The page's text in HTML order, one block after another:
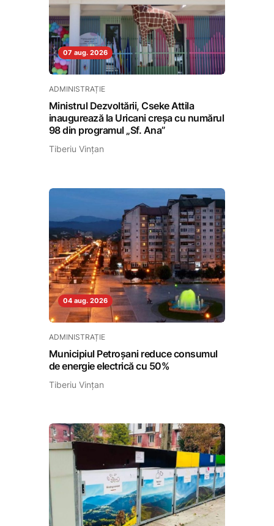
07 aug. 2026
ADMINISTRAȚIE
Ministrul Dezvoltării, Cseke Attila
inaugurează la Uricani creșa cu numărul
98 din programul „Sf. Ana”
Tiberiu Vințan
04 aug. 2026
ADMINISTRAȚIE
Municipiul Petroșani reduce consumul
de energie electrică cu 50%
Tiberiu Vințan